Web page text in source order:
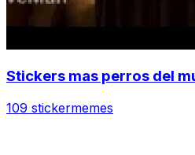
Stickers mas perros del
109 stickermemes